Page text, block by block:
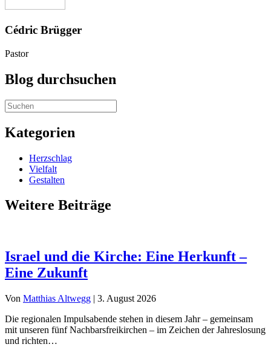
Cédric Brügger
Pastor
Blog durchsuchen
Kategorien
Herzschlag
Vielfalt
Gestalten
Weitere Beiträge
Israel und die Kirche: Eine Herkunft –
Eine Zukunft
Von Matthias Altwegg | 3. August 2026
Die regionalen Impulsabende stehen in diesem Jahr – gemeinsam
mit unseren fünf Nachbarsfreikirchen – im Zeichen der Jahreslosung
und richten…